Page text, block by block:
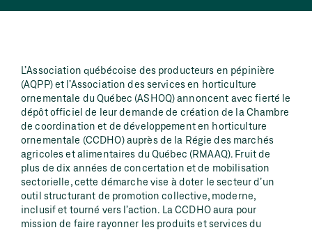
L’Association québécoise des producteurs en pépinière
(AQPP) et l’Association des services en horticulture
ornementale du Québec (ASHOQ) annoncent avec fierté le
dépôt officiel de leur demande de création de la Chambre
de coordination et de développement en horticulture
ornementale (CCDHO) auprès de la Régie des marchés
agricoles et alimentaires du Québec (RMAAQ). Fruit de
plus de dix années de concertation et de mobilisation
sectorielle, cette démarche vise à doter le secteur d’un
outil structurant de promotion collective, moderne,
inclusif et tourné vers l’action. La CCDHO aura pour
mission de faire rayonner les produits et services du